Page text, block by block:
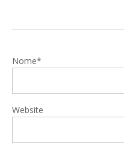
Nome*
Website